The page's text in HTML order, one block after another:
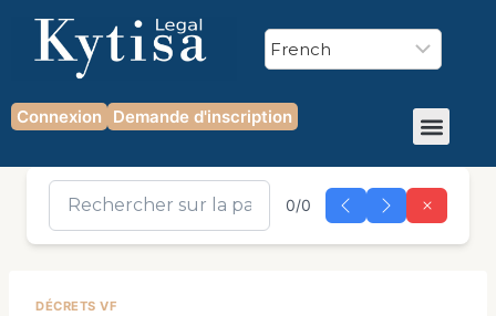
Connexion Demande d'inscription
0/0
DÉCRETS VF